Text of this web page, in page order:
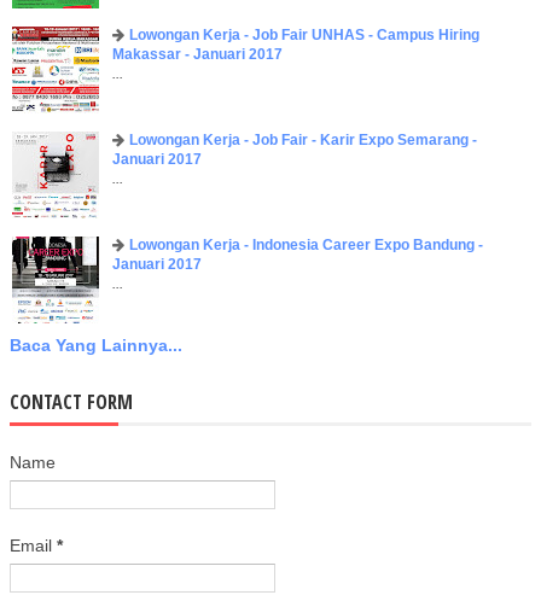
Lowongan Kerja - Job Fair UNHAS - Campus Hiring
Makassar - Januari 2017
...
Lowongan Kerja - Job Fair - Karir Expo Semarang -
Januari 2017
...
Lowongan Kerja - Indonesia Career Expo Bandung -
Januari 2017
...
Baca Yang Lainnya...
CONTACT FORM
Name
Email *